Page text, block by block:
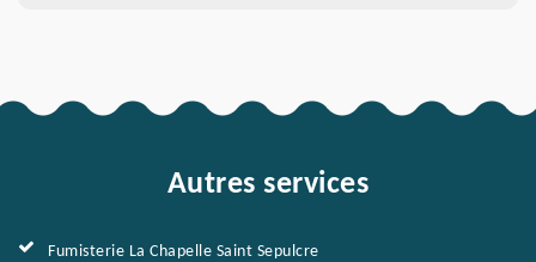
Autres services
Fumisterie La Chapelle Saint Sepulcre